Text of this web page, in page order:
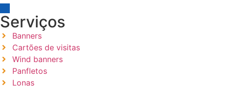
Serviços
Banners
Cartões de visitas
Wind banners
Panfletos
Lonas